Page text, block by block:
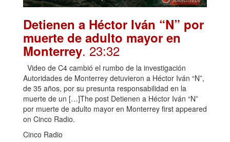
Detienen a Héctor Iván “N” por
muerte de adulto mayor en
Monterrey. 23:32
Video de C4 cambió el rumbo de la investigación
Autoridades de Monterrey detuvieron a Héctor Iván “N”,
de 35 años, por su presunta responsabilidad en la
muerte de un […]The post Detienen a Héctor Iván “N”
por muerte de adulto mayor en Monterrey first appeared
on Cinco Radio.
Cinco Radio